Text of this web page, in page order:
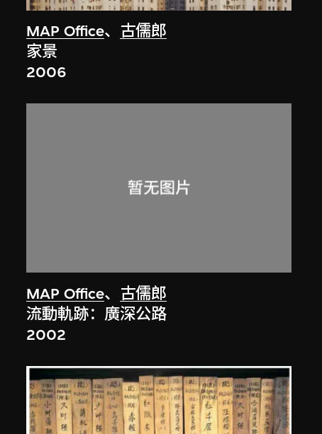
MAP Office、 古儒郎
家景
2006
MAP Office、 古儒郎
流動軌跡：廣深公路
2002